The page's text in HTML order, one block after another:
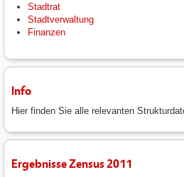
Stadtrat
Stadtverwaltung
Finanzen
Info
Hier finden Sie alle relevanten
Ergebnisse Zensus 2011